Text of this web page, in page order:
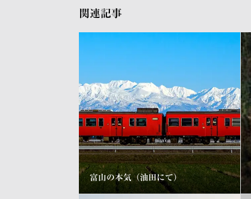
関連記事
富山の本気（油田にて）